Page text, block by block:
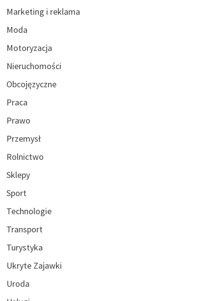
Marketing i reklama
Moda
Motoryzacja
Nieruchomości
Obcojęzyczne
Praca
Prawo
Przemysł
Rolnictwo
Sklepy
Sport
Technologie
Transport
Turystyka
Ukryte Zajawki
Uroda